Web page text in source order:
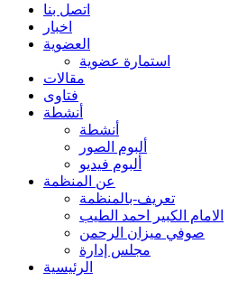
اتصل بنا
اخبار
العضوية
استمارة عضوية
مقالات
فتاوى
أنشطة
أنشطة
ألبوم الصور
ألبوم فيديو
عن المنظمة
تعريف-بالمنظمة
الامام الكبير احمد الطيب
صوفي ميزان الرحمن
مجلس إدارة
الرئيسية